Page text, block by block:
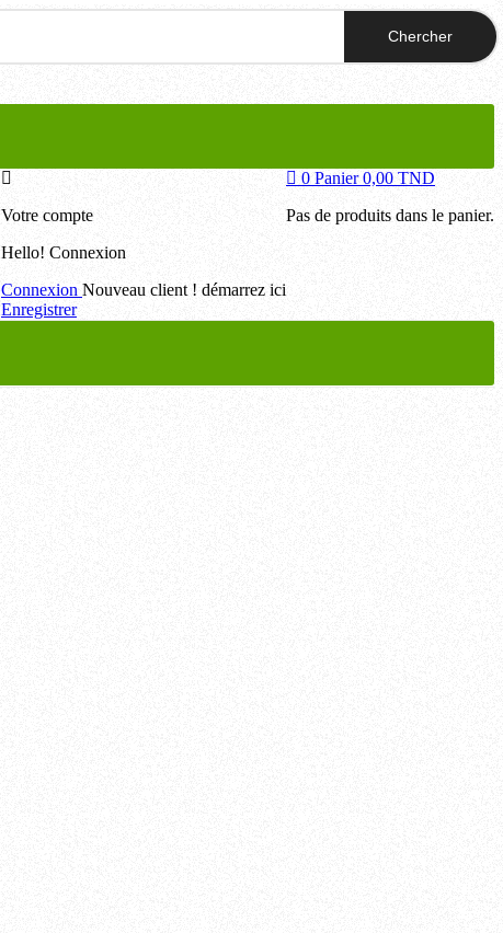
Chercher
0 Panier 0,00 TND
Pas de produits dans le panier.
Votre compte
Hello! Connexion
Connexion Nouveau client ! démarrez ici
Enregistrer